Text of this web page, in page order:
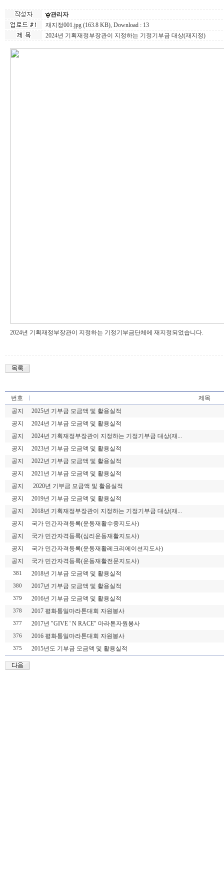
관리자
재지정001.jpg (163.8 KB), Download : 13
2024년 기획재정부장관이 지정하는 기정기부금 대상(재지정)
2024년 기획재정부장관이 지정하는 기정기부금단체에 재지정되었습니다.
번호
제목
공지
2025년 기부금 모금액 및 활용실적
공지
2024년 기부금 모금액 및 활용실적
공지
2024년 기획재정부장관이 지정하는 기정기부금 대상(재...
공지
2023년 기부금 모금액 및 활용실적
공지
2022년 기부금 모금액 및 활용실적
공지
2021년 기부금 모금액 및 활용실적
공지
2020년 기부금 모금액 및 활용실적
공지
2019년 기부금 모금액 및 활용실적
공지
2018년 기획재정부장관이 지정하는 기정기부금 대상(재...
공지
국가 민간자격등록(운동재활수중지도사)
공지
국가 민간자격등록(심리운동재활지도사)
공지
국가 민간자격등록(운동재활레크리에이션지도사)
공지
국가 민간자격등록(운동재활전문지도사)
381 2018년 기부금 모금액 및 활용실적
380 2017년 기부금 모금액 및 활용실적
379 2016년 기부금 모금액 및 활용실적
378 2017 평화통일마라톤대회 자원봉사
377 2017년 "GIVE ' N RACE" 마라톤자원봉사
376 2016 평화통일마라톤대회 자원봉사
375 2015년도 기부금 모금액 및 활용실적